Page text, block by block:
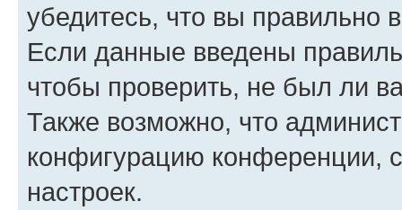
убедитесь, что вы правильно
Если данные введены
чтобы проверить, не был ли
Также возможно, что
конфигурацию конференции,
настроек.